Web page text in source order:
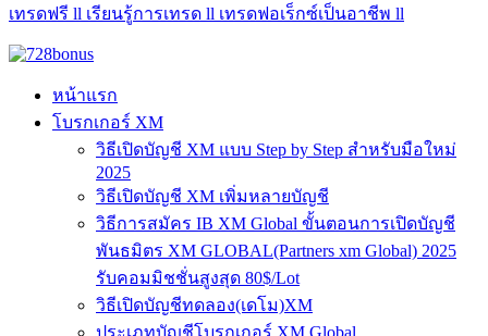
เทรดฟรี ll เรียนรู้การเทรด ll เทรดฟอเร็กซ์เป็นอาชีพ ll
หน้าแรก
โบรกเกอร์ XM
วิธีเปิดบัญชี XM แบบ Step by Step สำหรับมือใหม่
2025
วิธีเปิดบัญชี XM เพิ่มหลายบัญชี
วิธีการสมัคร IB XM Global ขั้นตอนการเปิดบัญชี
พันธมิตร XM GLOBAL(Partners xm Global) 2025
รับคอมมิชชั่นสูงสุด 80$/Lot
วิธีเปิดบัญชีทดลอง(เดโม)XM
ประเภทบัญชีโบรกเกอร์ XM Global